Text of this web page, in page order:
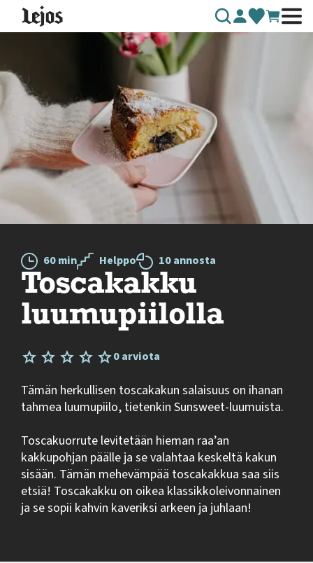
Siirry sisältöön
60 min Helppo 10 annosta
Toscakakku
luumupiilolla
0 arviota
Tämän herkullisen toscakakun salaisuus on ihanan
tahmea luumupiilo, tietenkin Sunsweet-luumuista.
Toscakuorrute levitetään hieman raa’an
kakkupohjan päälle ja se valahtaa keskeltä kakun
sisään. Tämän mehevämpää toscakakkua saa siis
etsiä! Toscakakku on oikea klassikkoleivonnainen
ja se sopii kahvin kaveriksi arkeen ja juhlaan!